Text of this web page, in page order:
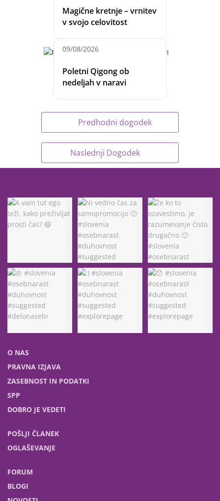
Magične kretnje – vrnitev
v svojo celovitost
09/08/2026
Poletni Qigong ob
nedeljah v naravi
Predhodni dogodek
Naslednji Dogodek
O NAS
PRAVNA IZJAVA
ZASEBNOST IN PODATKI
SPP
DOBRO JE VEDETI
POŠLJI ČLANEK
OGLAŠEVANJE
FORUM
BLOGI